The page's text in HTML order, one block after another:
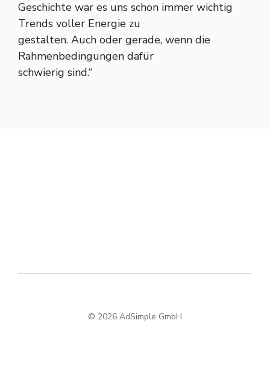
Geschichte war es uns schon immer wichtig
Trends voller Energie zu
gestalten. Auch oder gerade, wenn die
Rahmenbedingungen dafür
schwierig sind.“
© 2026 AdSimple GmbH